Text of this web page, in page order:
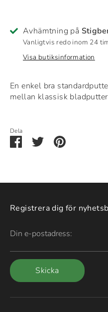
Avhämtning på
Vanligtvis redo inom 24
Visa butiksinformation
En enkel bra
mellan klassisk
Dela
Dela Dela Pin
Registrera dig för
Din e-postadress:
Skicka